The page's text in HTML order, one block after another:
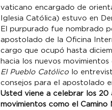
vaticano encargado de
Iglesia Católica) estuvo en
El purpurado fue nombrado
apostolado de la Oficina
cargo que ocupó hasta
hacia los nuevos movimientos
El Pueblo Católico lo
consejos para el apostolado
Usted viene a celebrar los 20
movimientos como el